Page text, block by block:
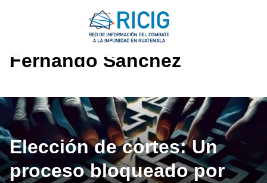
Fernando Sánchez
Elección de cortes: Un
proceso bloqueado por